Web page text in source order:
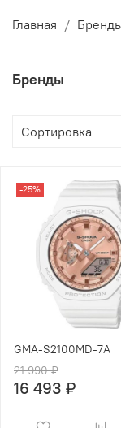
Главная
Бренды
-25%
GMA-S2100MD-7A
21 990 ₽
16 493 ₽